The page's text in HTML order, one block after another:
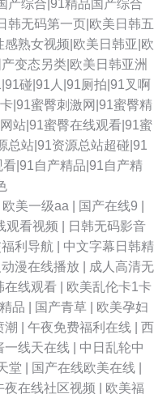
产综合|91精品国产综合
韩无码第一页|欧美日韩五
熟女视频|欧美日韩亚|欧
变态另类|欧美日韩亚洲
碰|91人|91厕拍|91叉啊
|91蜜臀刺激网|91蜜臀精
站|91蜜臀在线观看|91蜜
总站|91资源总站超碰|91
|91自产精品|91自产精
欧美一级aa 国产在线9
观看视频
日韩无码影音
利导航
中文字幕日韩精
动漫在线播放
成人高清无
在线观看
欧美乱伦卡1卡
品 国产青草
欧美孕妇
潮 午夜免费福利在线
西
一线天在线
中日乱轮中
堂 国产在线欧美在线
夜在线社区视频 欧美福